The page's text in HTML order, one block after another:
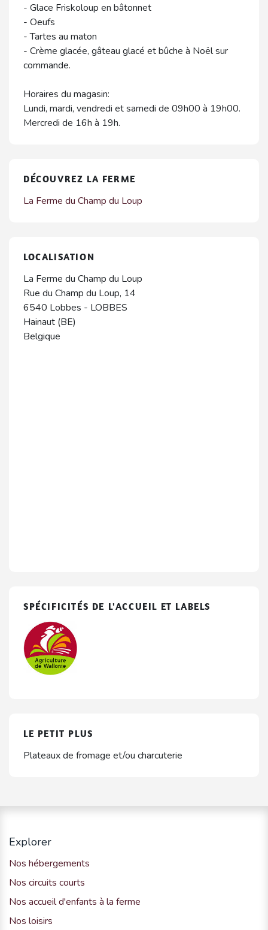
- Glace Friskoloup en bâtonnet
- Oeufs
- Tartes au maton
- Crème glacée, gâteau glacé et bûche à Noël sur
commande.
Horaires du magasin:
Lundi, mardi, vendredi et samedi de 09h00 à 19h00.
Mercredi de 16h à 19h.
DÉCOUVREZ LA FERME
La Ferme du Champ du Loup
LOCALISATION
La Ferme du Champ du Loup
Rue du Champ du Loup, 14
6540 Lobbes - LOBBES
Hainaut (BE)
Belgique
SPÉCIFICITÉS DE L'ACCUEIL ET LABELS
LE PETIT PLUS
Plateaux de fromage et/ou charcuterie
Explorer
Nos hébergements
Nos circuits courts
Nos accueil d'enfants à la ferme
Nos loisirs